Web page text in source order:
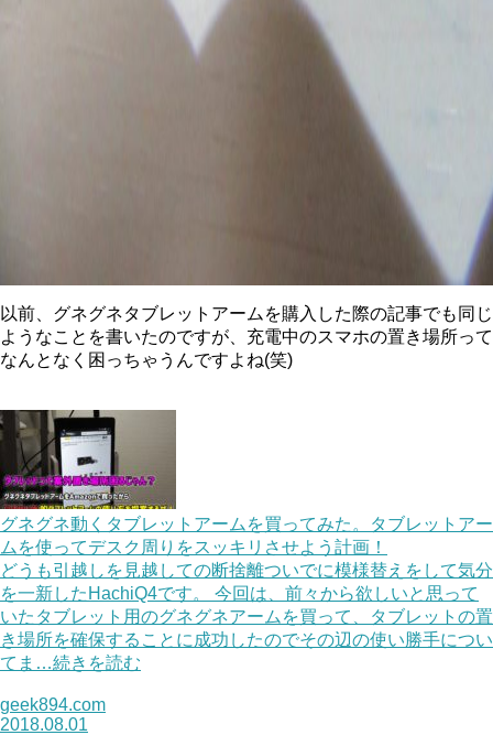
以前、グネグネタブレットアームを購入した際の記事でも同じ
ようなことを書いたのですが、充電中のスマホの置き場所って
なんとなく困っちゃうんですよね(笑)
グネグネ動くタブレットアームを買ってみた。タブレットアー
ムを使ってデスク周りをスッキリさせよう計画！
どうも引越しを見越しての断捨離ついでに模様替えをして気分
を一新したHachiQ4です。 今回は、前々から欲しいと思って
いたタブレット用のグネグネアームを買って、タブレットの置
き場所を確保することに成功したのでその辺の使い勝手につい
てま…続きを読む
geek894.com
2018.08.01